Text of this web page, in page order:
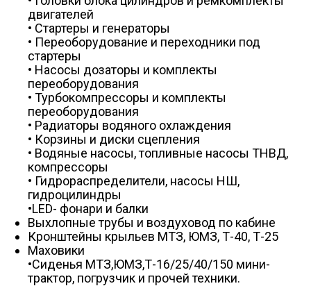
двигателей
• Стартеры и генераторы
• Переоборудование и переходники под
стартеры
• Насосы дозаторы и комплекты
переоборудования
• Турбокомпрессоры и комплекты
переоборудования
• Радиаторы водяного охлаждения
• Корзины и диски сцепления
• Водяные насосы, топливные насосы ТНВД,
компрессоры
• Гидрораспределители, насосы НШ,
гидроцилиндры
•LED- фонари и балки
Выхлопные трубы и воздуховод по кабине
Кронштейны крыльев МТЗ, ЮМЗ, Т-40, Т-25
Маховики
•Сиденья МТЗ,ЮМЗ,Т-16/25/40/150 мини-
трактор, погрузчик и прочей техники.